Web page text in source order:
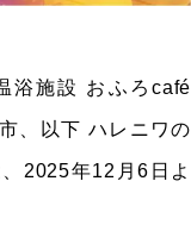
浴施設 おふろcafé
、以下 ハレニワの
2025年12月6日よ